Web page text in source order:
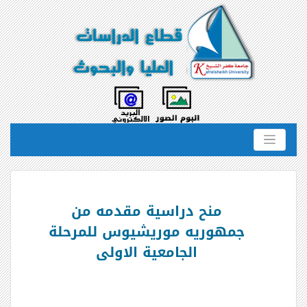
منح دراسية مقدمه من
جمهوريه موريشيوس للمرحلة
الجامعية الاولى